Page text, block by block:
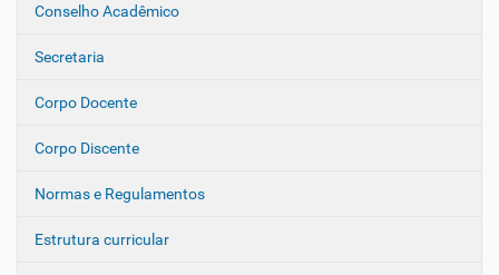
e
a
ç
o
Conselho Acadêmico
Secretaria
Corpo Docente
Corpo Discente
Normas e Regulamentos
Estrutura curricular